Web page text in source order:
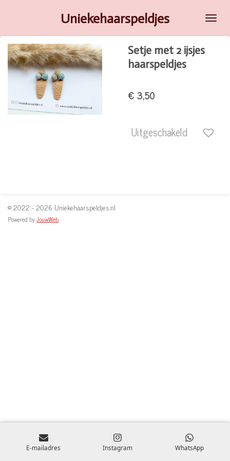
naar
de
hoofdinhoud
Uniekehaarspeldjes
Setje met 2 ijsjes
haarspeldjes
€ 3,50
Uitgeschakeld
© 2022 - 2026 Uniekehaarspeldjes.nl
Powered byJouwWeb
E-mailadres Instagram WhatsApp